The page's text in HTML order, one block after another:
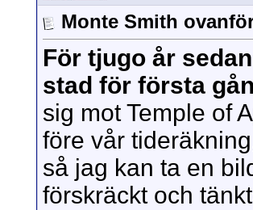
Monte Smith
För tjugo år
stad för första
sig mot Temple of
före vår
så jag kan ta en
förskräckt och